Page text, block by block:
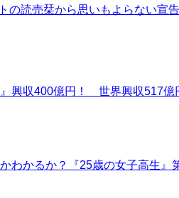
の読売栞から思いもよらない宣
』興収400億円！ 世界興収517億
わかるか？『25歳の女子高生』